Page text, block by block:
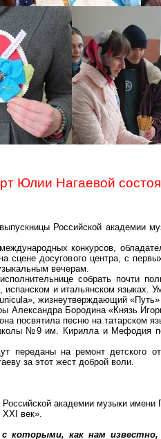
Юлии Нагаевой
Российской академии
конкурсов,
досугового центра, с
вечерам.
собрать почти
и итальянском языках.
жизнеутверждающий
Бородина «Князь
посвятила песню на татарском
№9 им. Кирилла и Мефодия
переданы на ремонт детского
за этот жест доброй воли.
академии музыки
век».
которыми, как нам